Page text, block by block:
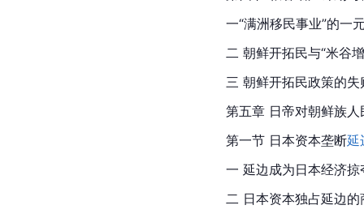
一“满洲移民事业”的一
二 朝鲜开拓民与“米谷
三 朝鲜开拓民政策的失
第五章 日帝对朝鲜族
第一节 日本资本垄断延
一 延边成为日本经济掠
二 日本资本独占延边的